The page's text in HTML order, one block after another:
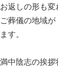
お返しの形も
ご葬儀の地域
ます。
満中陰志の挨拶